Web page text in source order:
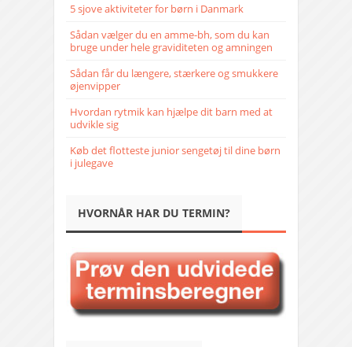
5 sjove aktiviteter for børn i Danmark
Sådan vælger du en amme-bh, som du kan
bruge under hele graviditeten og amningen
Sådan får du længere, stærkere og smukkere
øjenvipper
Hvordan rytmik kan hjælpe dit barn med at
udvikle sig
Køb det flotteste junior sengetøj til dine børn
i julegave
HVORNÅR HAR DU TERMIN?